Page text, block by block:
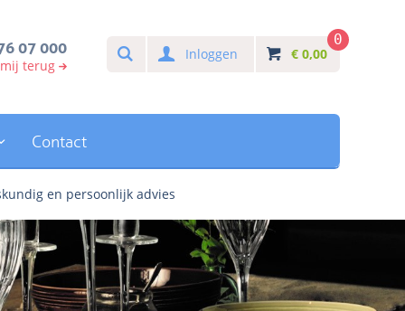
07 000
terug
SearchInloggen € 0,00
0
Contact
en persoonlijk advies